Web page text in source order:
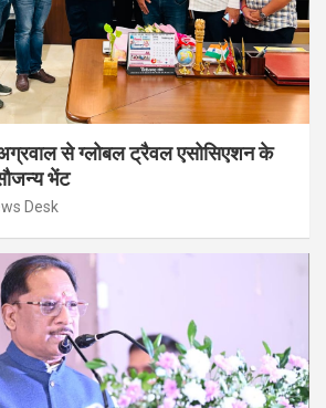
से ग्लोबल ट्रैवल एसोसिएशन के
भेंट
Desk